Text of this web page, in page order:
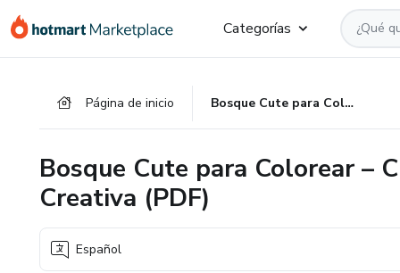
Categorías
Página de inicio Bosque Cute para Colorear – Cuaderno de Estimulación Creativa (PDF)
Bosque Cute para Colorear –
Creativa (PDF)
Español